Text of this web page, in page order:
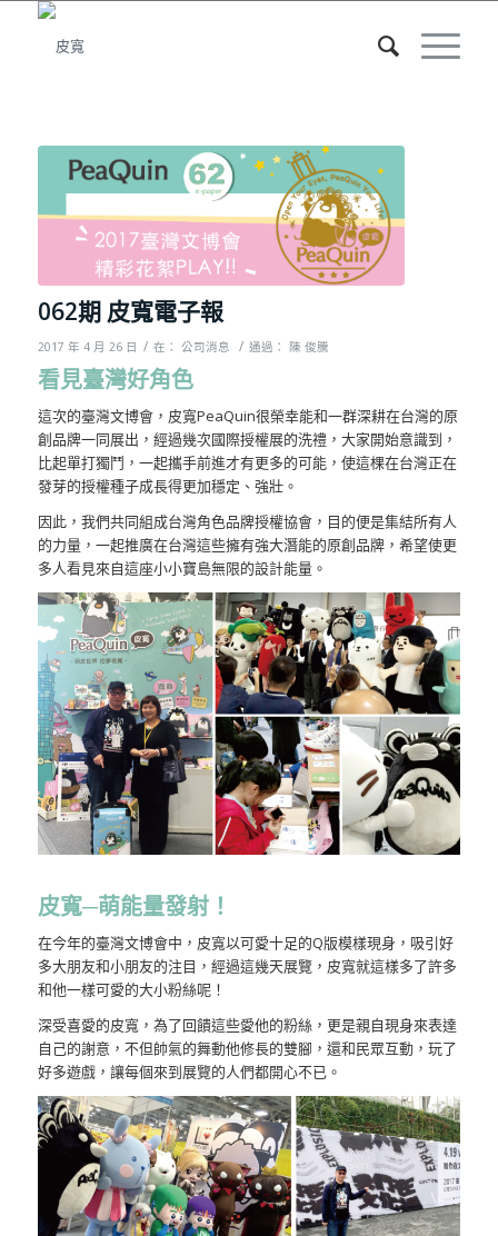
062期 皮寬電子報
2017 年 4 月 26 日 / 在： 公司消息 / 通過： 陳 俊騰
看見臺灣好角色
這次的臺灣文博會，皮寬PeaQuin很榮幸能和一群深耕在台灣的原
創品牌一同展出，經過幾次國際授權展的洗禮，大家開始意識到，
比起單打獨鬥，一起攜手前進才有更多的可能，使這棵在台灣正在
發芽的授權種子成長得更加穩定、強壯。
因此，我們共同組成台灣角色品牌授權協會，目的便是集結所有人
的力量，一起推廣在台灣這些擁有強大潛能的原創品牌，希望使更
多人看見來自這座小小寶島無限的設計能量。
皮寬─萌能量發射！
在今年的臺灣文博會中，皮寬以可愛十足的Q版模樣現身，吸引好
多大朋友和小朋友的注目，經過這幾天展覽，皮寬就這樣多了許多
和他一樣可愛的大小粉絲呢！
深受喜愛的皮寬，為了回饋這些愛他的粉絲，更是親自現身來表達
自己的謝意，不但帥氣的舞動他修長的雙腳，還和民眾互動，玩了
好多遊戲，讓每個來到展覽的人們都開心不已。